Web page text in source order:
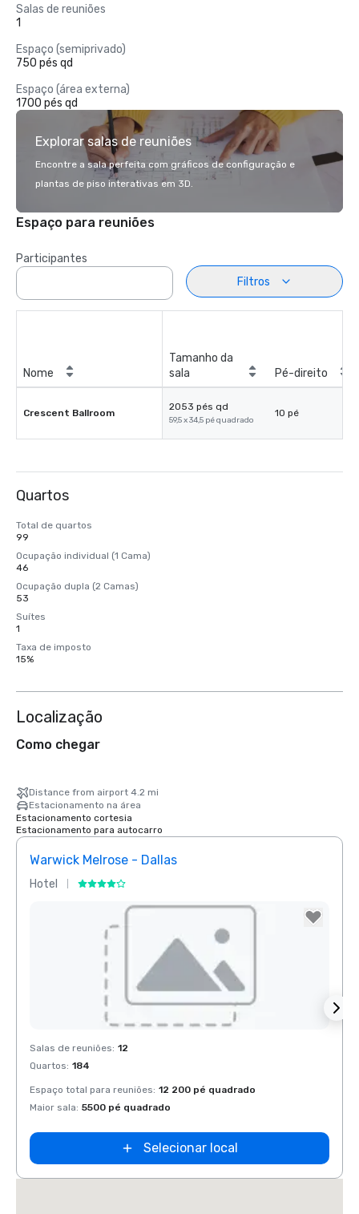
Salas de reuniões
1
Espaço (semiprivado)
750 pés qd
Espaço (área externa)
1700 pés qd
Explorar salas de reuniões
Encontre a sala perfeita com gráficos de configuração e
plantas de piso interativas em 3D.
Espaço para reuniões
Participantes
Filtros
Nome
Tamanho da
sala
Pé-direito
Crescent Ballroom
2053 pés qd
59,5 x 34,5 pé quadrado
10 pé
Quartos
Total de quartos
99
Ocupação individual (1 Cama)
46
Ocupação dupla (2 Camas)
53
Suítes
1
Taxa de imposto
15%
Localização
Como chegar
Distance from airport 4.2 mi
Estacionamento na área
Estacionamento cortesia
Estacionamento para autocarro
Warwick Melrose - Dallas
Hotel
Removed from favorites
Salas de reuniões: 12
Quartos: 184
Espaço total para reuniões: 12 200 pé quadrado
Maior sala: 5500 pé quadrado
Selecionar local